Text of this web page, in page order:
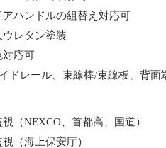
アハンドルの組替え対応可
ウレタン塗装
対応可
ドレール、束線棒/束線板、背
（NEXCO、首都高、国道）
（海上保安庁）